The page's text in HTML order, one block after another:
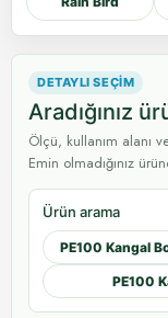
DETAYLI SEÇIM
Aradığınız
Ölçü, kullanım alanı
Emin olmadığınız
Ürün arama
PE100 Kangal
PE100